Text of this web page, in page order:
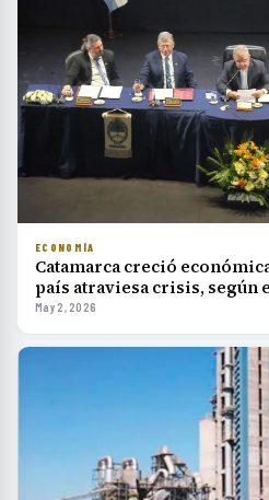
ECONOMÍA
Catamarca creció
país atraviesa crisis, según
May 2, 2026